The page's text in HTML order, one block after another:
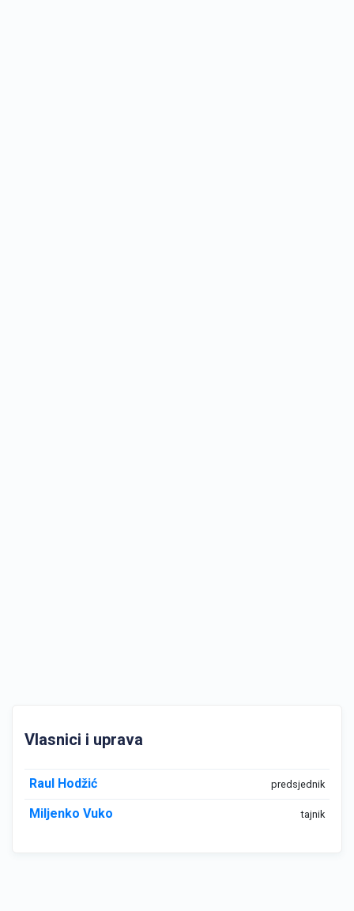
Vlasnici i uprava
Raul Hodžić predsjednik
Miljenko Vuko tajnik